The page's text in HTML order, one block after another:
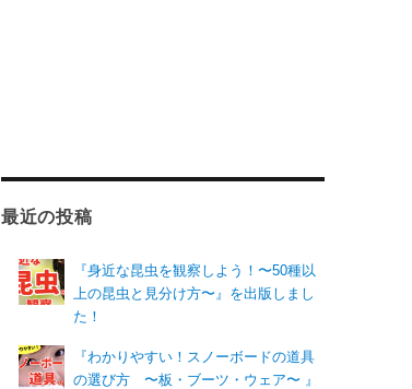
最近の投稿
『身近な昆虫を観察しよう！〜50種以
上の昆虫と見分け方〜』を出版しまし
た！
『わかりやすい！スノーボードの道具
の選び方 〜板・ブーツ・ウェア〜 』